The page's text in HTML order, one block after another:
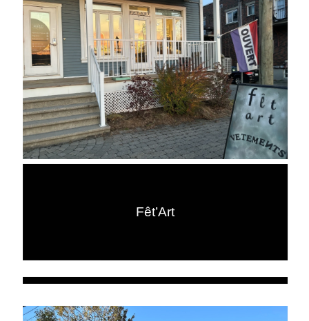
Fêt’Art